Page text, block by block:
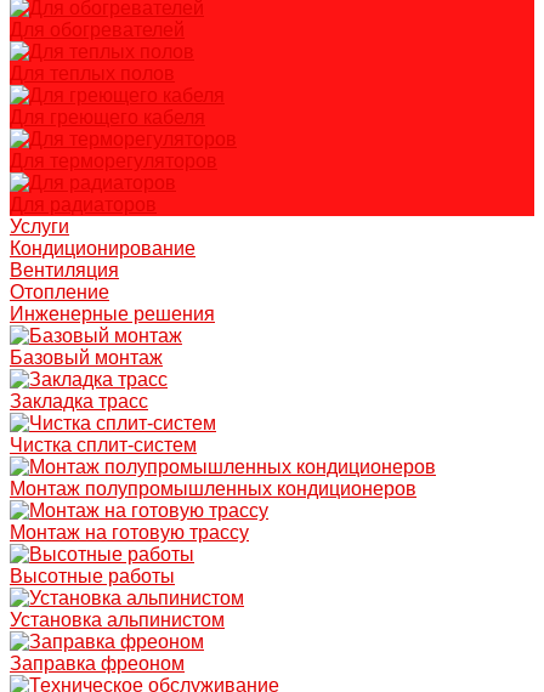
Для обогревателей
Для теплых полов
Для греющего кабеля
Для терморегуляторов
Для радиаторов
Услуги
Кондиционирование
Вентиляция
Отопление
Инженерные решения
Базовый монтаж
Закладка трасс
Чистка сплит-систем
Монтаж полупромышленных кондиционеров
Монтаж на готовую трассу
Высотные работы
Установка альпинистом
Заправка фреоном